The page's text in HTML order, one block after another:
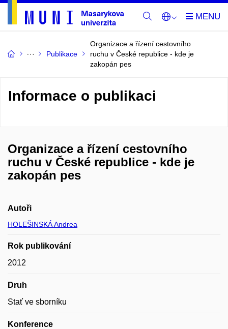
Publikace
Organizace a řízení cestovního
ruchu v České republice - kde je
zakopán pes
Informace o publikaci
Organizace a řízení cestovního
ruchu v České republice - kde je
zakopán pes
Autoři
HOLEŠINSKÁ Andrea
Rok publikování
2012
Druh
Stať ve sborníku
Konference